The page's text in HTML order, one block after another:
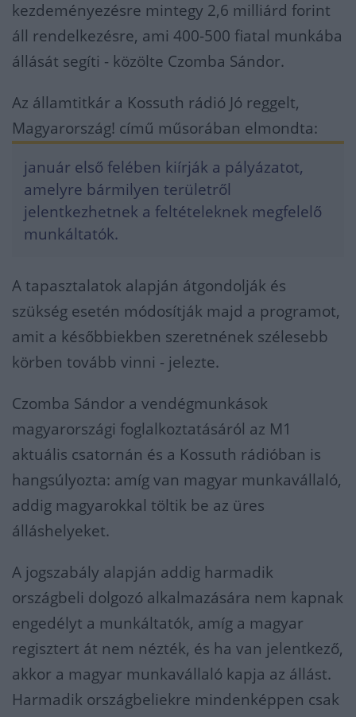
kezdeményezésre mintegy 2,6 milliárd forint
áll rendelkezésre, ami 400-500 fiatal munkába
állását segíti - közölte Czomba Sándor.
Az államtitkár a Kossuth rádió Jó reggelt,
Magyarország! című műsorában elmondta:
január első felében kiírják a pályázatot,
amelyre bármilyen területről
jelentkezhetnek a feltételeknek megfelelő
munkáltatók.
A tapasztalatok alapján átgondolják és
szükség esetén módosítják majd a programot,
amit a későbbiekben szeretnének szélesebb
körben tovább vinni - jelezte.
Czomba Sándor a vendégmunkások
magyarországi foglalkoztatásáról az M1
aktuális csatornán és a Kossuth rádióban is
hangsúlyozta: amíg van magyar munkavállaló,
addig magyarokkal töltik be az üres
álláshelyeket.
A jogszabály alapján addig harmadik
országbeli dolgozó alkalmazására nem kapnak
engedélyt a munkáltatók, amíg a magyar
regisztert át nem nézték, és ha van jelentkező,
akkor a magyar munkavállaló kapja az állást.
Harmadik országbeliekre mindenképpen csak